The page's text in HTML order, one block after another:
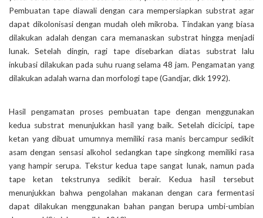
Pembuatan tape diawali dengan cara mempersiapkan substrat agar
dapat dikolonisasi dengan mudah oleh mikroba. Tindakan yang biasa
dilakukan adalah dengan cara memanaskan substrat hingga menjadi
lunak. Setelah dingin, ragi tape disebarkan diatas substrat lalu
inkubasi dilakukan pada suhu ruang selama 48 jam. Pengamatan yang
dilakukan adalah warna dan morfologi tape (Gandjar, dkk 1992).
Hasil pengamatan proses pembuatan tape dengan menggunakan
kedua substrat menunjukkan hasil yang baik. Setelah dicicipi, tape
ketan yang dibuat umumnya memiliki rasa manis bercampur sedikit
asam dengan sensasi alkohol sedangkan tape singkong memiliki rasa
yang hampir serupa. Tekstur kedua tape sangat lunak, namun pada
tape ketan tekstrunya sedikit berair. Kedua hasil tersebut
menunjukkan bahwa pengolahan makanan dengan cara fermentasi
dapat dilakukan menggunakan bahan pangan berupa umbi-umbian